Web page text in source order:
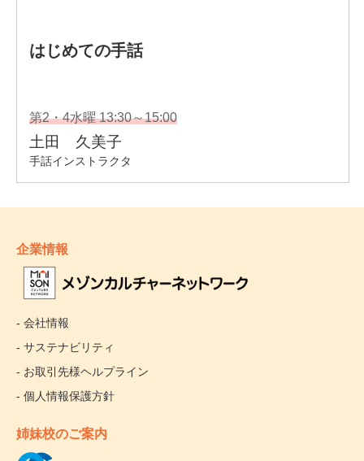
企業情報
- 会社情報
- サステナビリティ
- お取引先様ヘルプライン
- 個人情報保護方針
姉妹校のご案内